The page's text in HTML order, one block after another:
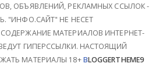
ОБЪЯВЛЕНИЙ, РЕКЛАМНЫХ ССЫЛОК -
"ИНФО.САЙТ" НЕ НЕСЕТ
МАТЕРИАЛОВ ИНТЕРНЕТ-
ГИПЕРССЫЛКИ. НАСТОЯЩИЙ
МАТЕРИАЛЫ 18+BLOGGERTHEME9